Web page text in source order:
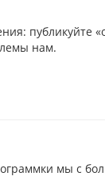
публикуйте
нам.
мы с